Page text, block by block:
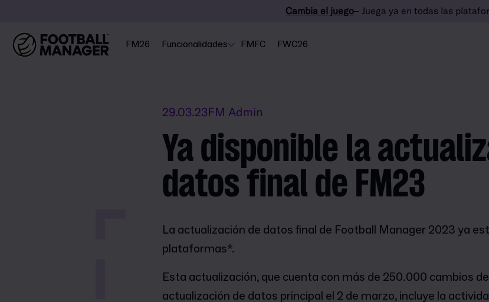
Cambia el juego– Juega ya en todas las
FM26 Funcionalidades FMFC FWC26
29.03.23FM Admin
Ya disponible la
datos final de FM23
La actualización de datos final de Football Manager 2023 ya
plataformas*.
Esta actualización, que cuenta con más de 250.000 cambios
actualización de datos principal el 2 de marzo, incluye la